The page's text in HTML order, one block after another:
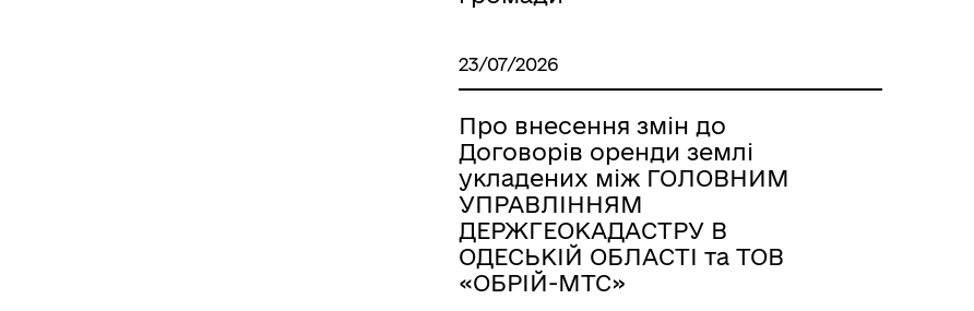
23/07/2026
Про внесення змін до
Договорів оренди землі
укладених між ГОЛОВНИМ
УПРАВЛІННЯМ
ДЕРЖГЕОКАДАСТРУ В
ОДЕСЬКІЙ ОБЛАСТІ та ТОВ
«ОБРІЙ-МТС»